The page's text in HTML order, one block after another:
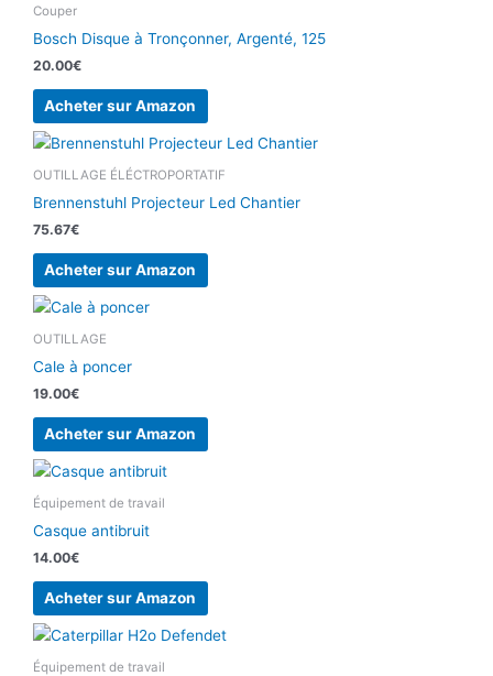
Couper
Bosch Disque à Tronçonner, Argenté, 125
20.00€
Acheter sur Amazon
OUTILLAGE ÉLÉCTROPORTATIF
Brennenstuhl Projecteur Led Chantier
75.67€
Acheter sur Amazon
OUTILLAGE
Cale à poncer
19.00€
Acheter sur Amazon
Équipement de travail
Casque antibruit
14.00€
Acheter sur Amazon
Équipement de travail